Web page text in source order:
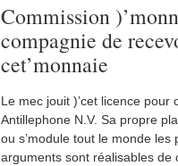
Commission
compagnie de
cet’monnaie
Le mec jouit )’cet licence pour
Antillephone N.V. Sa propre
ou s’module tout le monde
arguments sont réalisables de